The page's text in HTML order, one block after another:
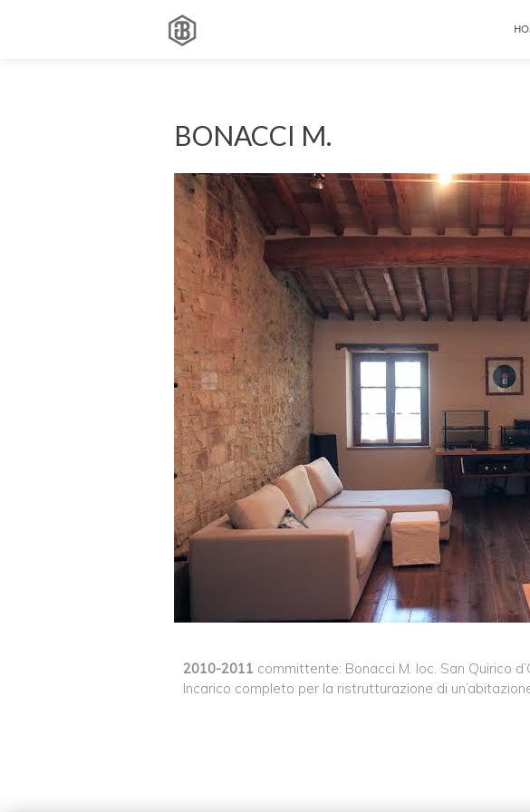
BONACCI M.
2010-2011 committente: Bonacci M. loc. San Quirico
Incarico completo per la ristrutturazione di